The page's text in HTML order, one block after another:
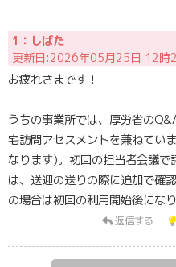
1：しばた
更新日:2026年05月25日 12時
お疲れさまです！
うちの事業所では、厚労省の
宅訪問アセスメントを兼ねてい
なります)。初回の担当者会議
は、送迎の送りの際に追加で確
の場合は初回の利用開始後になり
返信する